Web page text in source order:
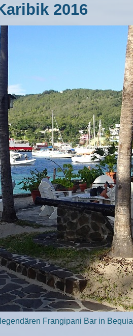
2016
Frangipani Bar in Bequia